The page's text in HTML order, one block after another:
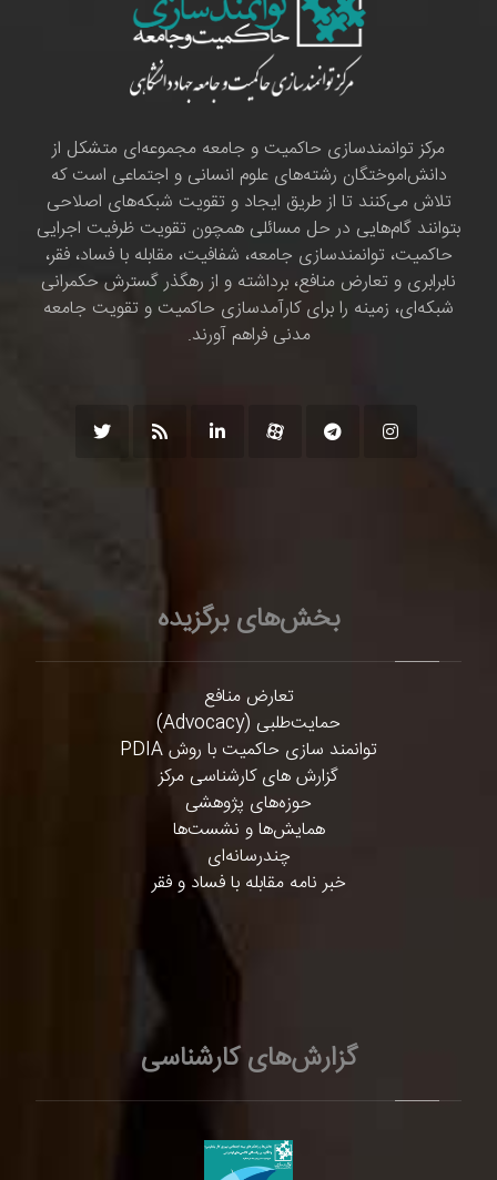
مرکز توانمندسازی حاکمیت و جامعه مجموعه‌ای متشکل از
دانش‌اموختگان رشته‌های علوم انسانی و اجتماعی است که
تلاش می‌کنند تا از طریق ایجاد و تقویت شبکه‌های اصلاحی
بتوانند گام‌هایی در حل مسائلی همچون تقویت ظرفیت اجرایی
حاکمیت، توانمندسازی جامعه، شفافیت، مقابله با فساد، فقر،
نابرابری و تعارض منافع، برداشته و از رهگذر گسترش حکمرانی
شبکه‌ای، زمینه را برای کارآمدسازی حاکمیت و تقویت جامعه
مدنی فراهم آورند.
بخش‌های برگزیده
تعارض منافع
حمایت‌طلبی (Advocacy)
توانمند سازی حاکمیت با روش PDIA
گزارش های کارشناسی مرکز
حوزه‌های پژوهشی
همایش‌ها و نشست‌ها
چندرسانه‌ای
خبر نامه مقابله با فساد و فقر
گزارش‌های کارشناسی